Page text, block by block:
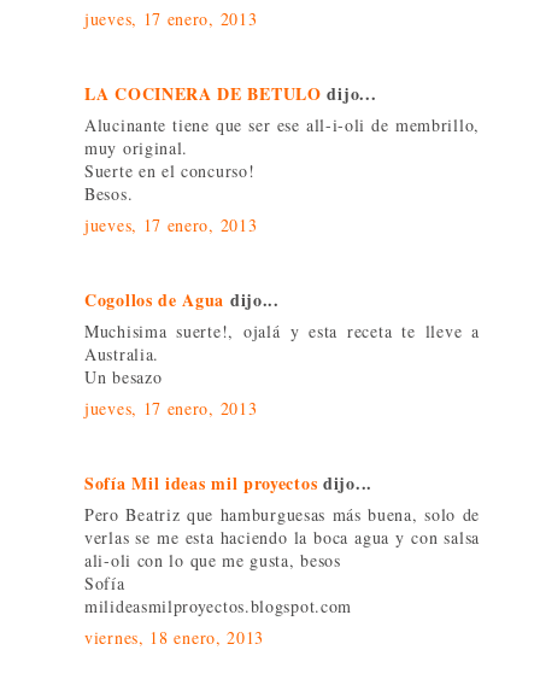
jueves, 17 enero, 2013
LA COCINERA DE BETULO dijo...
Alucinante tiene que ser ese all-i-oli de membrillo,
muy original.
Suerte en el concurso!
Besos.
jueves, 17 enero, 2013
Cogollos de Agua dijo...
Muchisima suerte!, ojalá y esta receta te lleve a
Australia.
Un besazo
jueves, 17 enero, 2013
Sofía Mil ideas mil proyectos dijo...
Pero Beatriz que hamburguesas más buena, solo de
verlas se me esta haciendo la boca agua y con salsa
ali-oli con lo que me gusta, besos
Sofía
milideasmilproyectos.blogspot.com
viernes, 18 enero, 2013